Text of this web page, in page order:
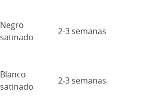
Negro
satinado
2-3 semanas
Blanco
satinado
2-3 semanas